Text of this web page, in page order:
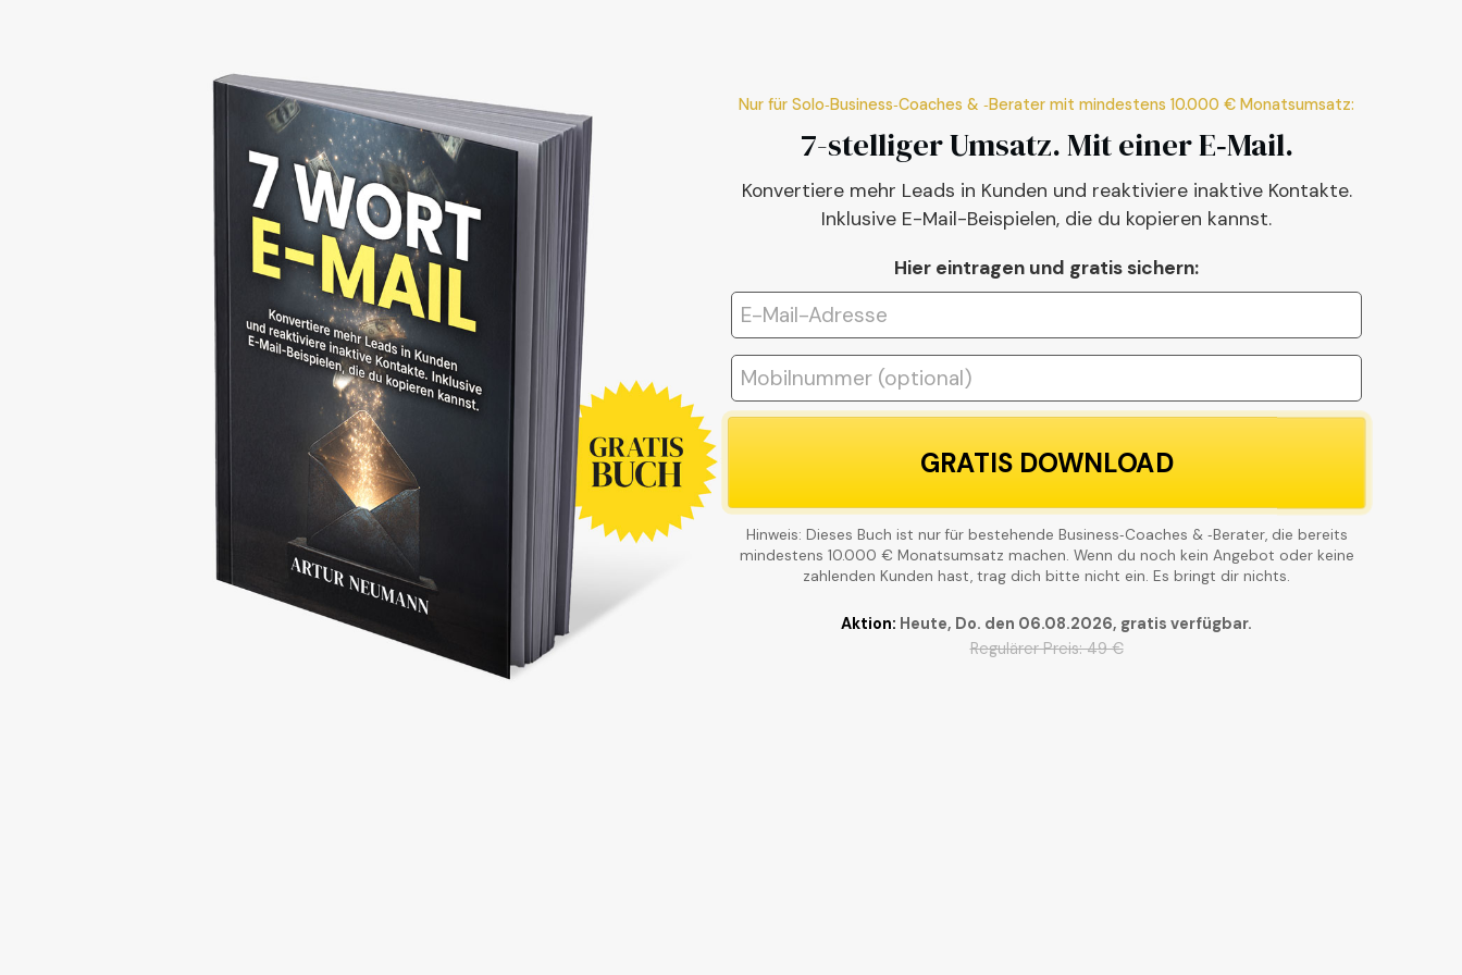
Nur für Solo‑Business‑Coaches & ‑Berater mit mindestens 10.000 € Monatsumsatz:
7-stelliger Umsatz. Mit einer E‑Mail.
Konvertiere mehr Leads in Kunden und reaktiviere inaktive Kontakte.
Inklusive E-Mail-Beispielen, die du kopieren kannst.
Hier eintragen und gratis sichern:
GRATIS DOWNLOAD
Hinweis: Dieses Buch ist nur für bestehende Business‑Coaches & ‑Berater, die bereits
mindestens 10.000 € Monatsumsatz machen. Wenn du noch kein Angebot oder keine
zahlenden Kunden hast, trag dich bitte nicht ein. Es bringt dir nichts.
Aktion: Heute, Do. den 06.08.2026, gratis verfügbar.
Regulärer Preis: 49 €